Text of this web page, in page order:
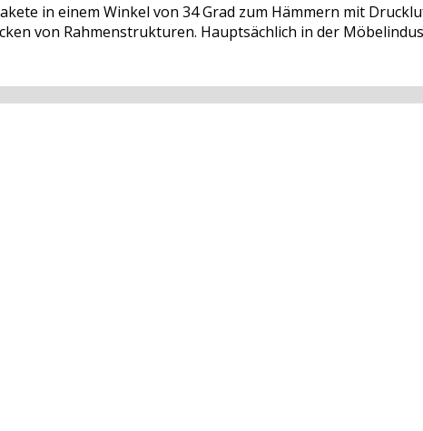
in einem Winkel von 34 Grad zum Hämmern mit
von Rahmenstrukturen. Hauptsächlich in der